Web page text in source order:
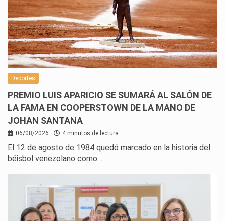
Deportes
PREMIO LUIS APARICIO SE SUMARÁ AL SALÓN DE
LA FAMA EN COOPERSTOWN DE LA MANO DE
JOHAN SANTANA
06/08/2026 4 minutos de lectura
El 12 de agosto de 1984 quedó marcado en la historia del
béisbol venezolano como…